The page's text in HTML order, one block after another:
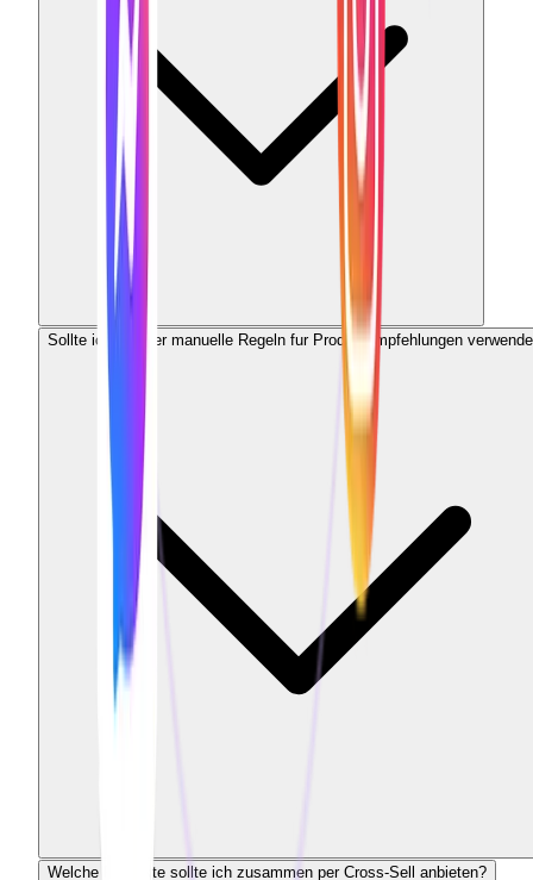
Sollte ich KI oder manuelle Regeln fur Produktempfehlungen
Welche Produkte sollte ich zusammen per Cross-Sell anbieten?